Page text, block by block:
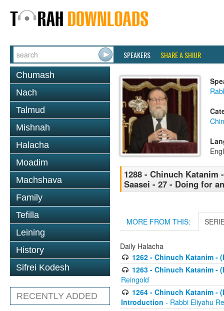
SPEAKERS SHARE A SHIUR
Chumash
Nach
Talmud
Mishnah
Halacha
Moadim
Machshava
Family
Tefilla
Leining
History
Sifrei Kodesh
RECENTLY ADDED
1288 - Chinuch Katanim
Saasei - 27 - Doing for
MORE FROM THIS:
Daily Halacha
1262 - Chinuch Katanim -
1263 - Chinuch Katanim -
Reingold
1264 - Chinuch Katanim -
Introduction - Rabbi Eliyahu